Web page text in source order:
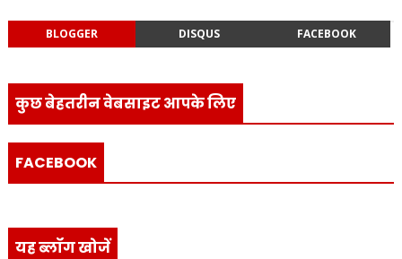
BLOGGER DISQUS FACEBOOK
कुछ बेहतरीन वेबसाइट आपके लिए
FACEBOOK
यह ब्लॉग खोजें